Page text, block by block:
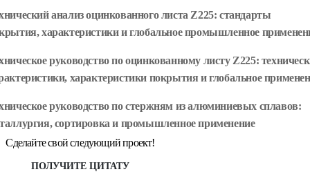
анализ оцинкованного листа Z225: стандарты
характеристики и глобальное промышленное
руководство по оцинкованному листу Z225:
характеристики покрытия и глобальное
руководство по стержням из алюминиевых сплавов:
сортировка и промышленное применение
Сделайте свой следующий проект!
ПОЛУЧИТЕ ЦИТАТУ